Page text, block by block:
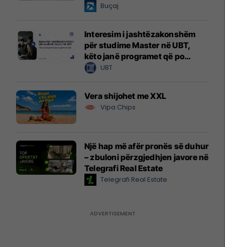
Buçaj
Interesim i jashtëzakonshëm
për studime Master në UBT,
këto janë programet që po
zgjedhin të rinjtë
UBT
Vera shijohet me XXL
Vipa Chips
Një hap më afër pronës së duhur
– zbuloni përzgjedhjen javore në
Telegrafi Real Estate
Telegrafi Real Estate